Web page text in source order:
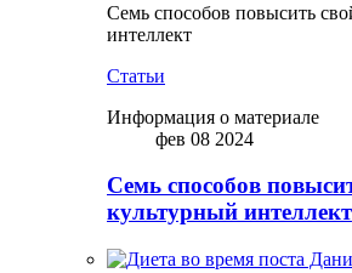
Семь способов повысить
интеллект
Статьи
Информация о материале
фев 08 2024
Семь способов
культурный интеллект